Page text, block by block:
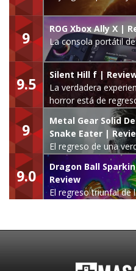
9
ROG Xbox Ally X |
La consola portátil
9.5
Silent Hill f |
La verdadera
horror está de
9
Metal Gear Solid
Snake Eater |
El regreso de una
leyenda
9.0
Dragon Ball
Review
El regreso triunfal de